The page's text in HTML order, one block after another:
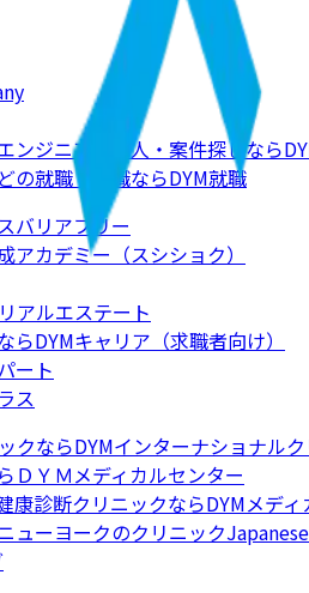
ジニアの求人・案件探しなら
の就職・転職ならDYM就職
バリアフリー
カデミー（スシショク）
アルエステート
DYMキャリア（求職者向け）
ート
ス
クならDYMインターナショナル
ＤＹＭメディカルセンター
診断クリニックならDYMメディ
ューヨークのクリニック